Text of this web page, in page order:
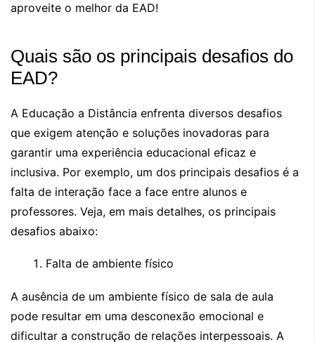
aproveite o melhor da EAD!
Quais são os principais desafios do
EAD?
A Educação a Distância enfrenta diversos desafios
que exigem atenção e soluções inovadoras para
garantir uma experiência educacional eficaz e
inclusiva. Por exemplo, um dos principais desafios é a
falta de interação face a face entre alunos e
professores. Veja, em mais detalhes, os principais
desafios abaixo:
Falta de ambiente físico
A ausência de um ambiente físico de sala de aula
pode resultar em uma desconexão emocional e
dificultar a construção de relações interpessoais. A